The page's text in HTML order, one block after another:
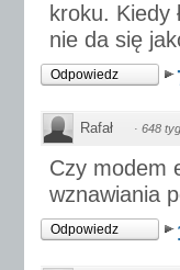
kroku. Kiedy
nie da się
Odpowiedz
Rafał · 648
Czy modem
wznawiania
Odpowiedz